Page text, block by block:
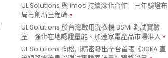
UL Solutions 與 imos 持續深化合作 三年驗證布
局再創新里程碑
UL Solutions 於台灣啟用洗衣機 BSMI 測試實驗
室 強化在地認證量能、加速家電產品市場准入
UL Solutions 向松川精密發出全台首張《30kA 直